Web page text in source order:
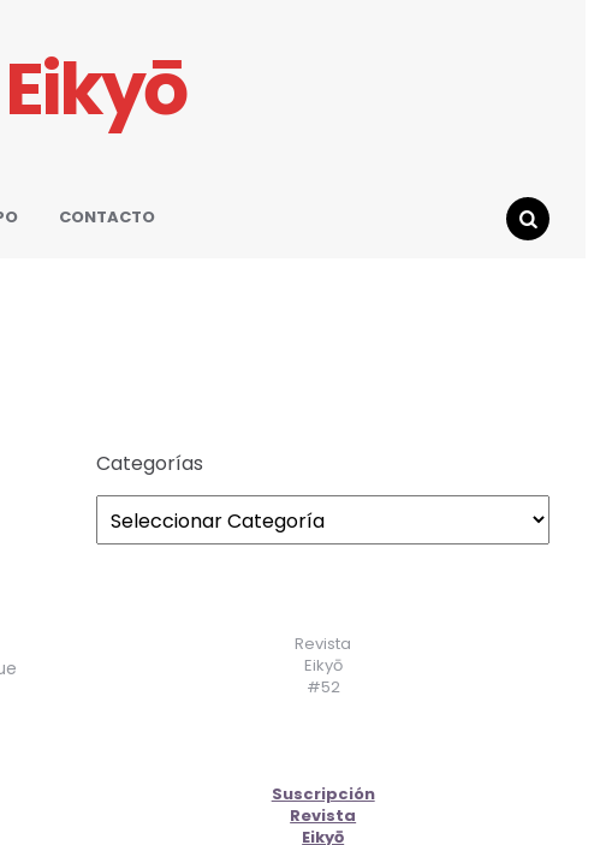
CONTACTO
Categorías
Revista
Eikyō
#52
Suscripción
Revista
Eikyō